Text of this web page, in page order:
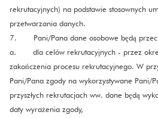
rekrutacyjnych) na podstawie stosownych
przetwarzania danych.
7. Pani/Pana dane osobowe będą
a. dla celów rekrutacyjnych - przez
zakończenia procesu rekrutacyjnego. W
Pani/Pana zgody na wykorzystywane Pani/
przyszłych rekrutacjach ww. dane będą
daty wyrażenia zgody,